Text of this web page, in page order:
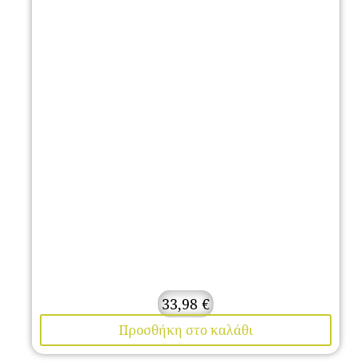
33,98 €
Προσθήκη στο καλάθι